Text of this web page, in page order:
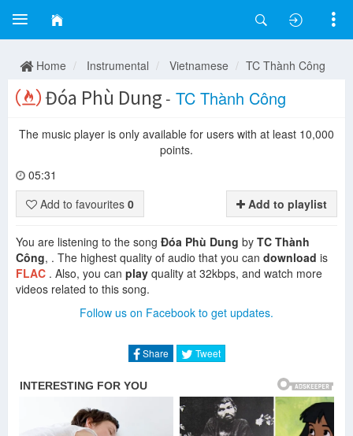
Home Instrumental Vietnamese TC Thành Công
Đóa Phù Dung- TC Thành Công
The music player is only available for users with at least 10,000
points.
05:31
Add to favourites 0 Add to playlist
You are listening to the song Đóa Phù Dung by TC Thành
Công, . The highest quality of audio that you can download is
FLAC . Also, you can play quality at 32kbps, and watch more
videos related to this song.
Follow us on Facebook to get updates.
Share Tweet